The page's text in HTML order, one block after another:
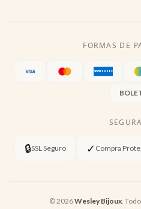
FORMAS DE
🔒SSL Seguro ✓ Compra
©2026Wesley Bijoux.